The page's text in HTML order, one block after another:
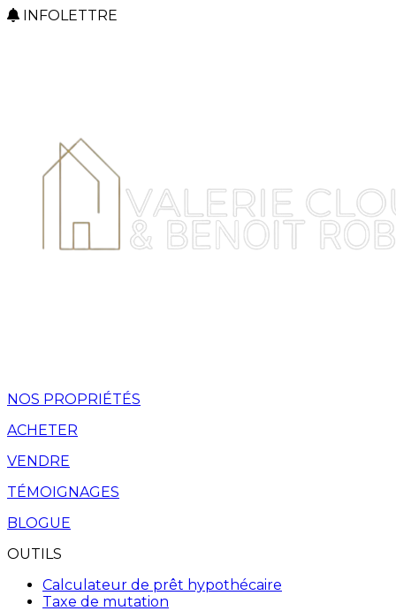
INFOLETTRE
NOS PROPRIÉTÉS
ACHETER
VENDRE
TÉMOIGNAGES
BLOGUE
OUTILS
Calculateur de prêt hypothécaire
Taxe de mutation